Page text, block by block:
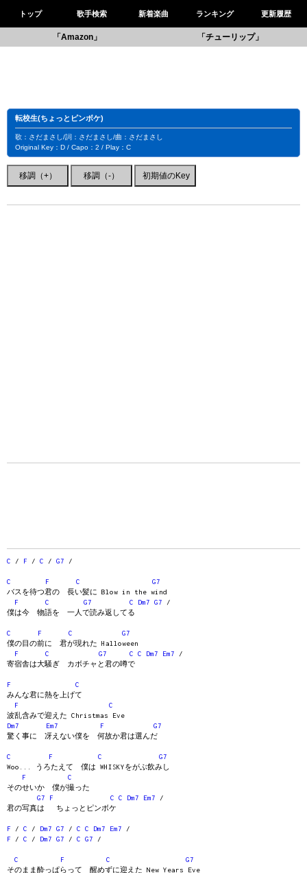
トップ 歌手検索 新着楽曲 ランキング 更新履歴
「Amazon」 「チューリップ」
転校生(ちょっとピンボケ)
歌：さだまさし/詞：さだまさし/曲：さだまさし
Original Key：D / Capo：2 / Play：C
C / F / C / G7 /
C F C
G7
バスを待つ君の 長い髪に Blow in the wind
F
C G7 C Dm7 G7 /
僕は今 物語を 一人で読み返してる
C F C
G7
僕の目の前に 君が現れた Halloween
F
C G7 C C Dm7 Em7 /
寄宿舎は大騒ぎ カボチャと君の噂で
F
C
みんな君に熱を上げて
F
C
波乱含みで迎えた Christmas Eve
Dm7
Em7 F
G7
驚く事に 冴えない僕を 何故か君は選んだ
C F C
G7
Woo... うろたえて 僕は WHISKYをがぶ飲みし
F
C
そのせいか 僕が撮った
G7
F C C Dm7 Em7 /
君の写真は ちょっとピンボケ
F / C / Dm7 G7 / C C Dm7 Em7 /
F / C / Dm7 G7 / C G7 /
C F C
G7
そのまま酔っぱらって 醒めずに迎えた New Years Eve